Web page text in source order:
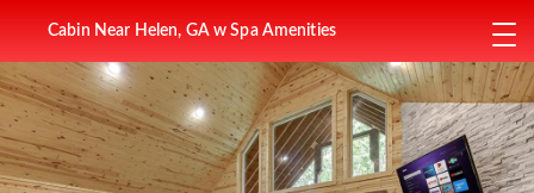
Cabin Near Helen, GA w Spa Amenities